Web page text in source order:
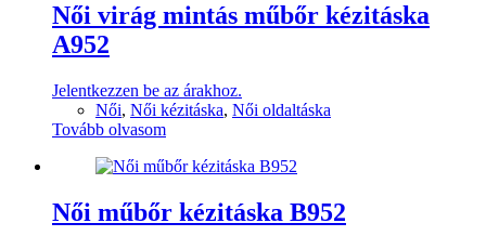
Női virág mintás műbőr kézitáska
A952
Jelentkezzen be az árakhoz.
Női, Női kézitáska, Női oldaltáska
Tovább olvasom
Női műbőr kézitáska B952